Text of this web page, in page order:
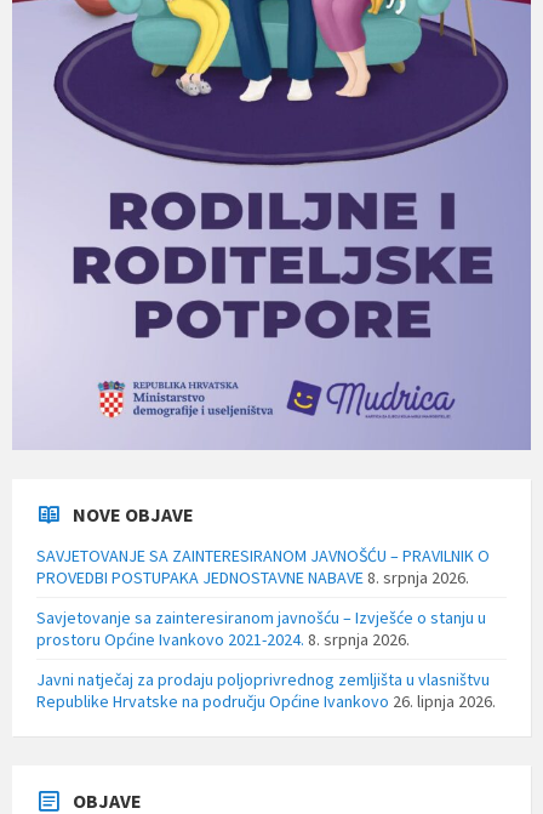
NOVE OBJAVE
SAVJETOVANJE SA ZAINTERESIRANOM JAVNOŠĆU – PRAVILNIK O
PROVEDBI POSTUPAKA JEDNOSTAVNE NABAVE8. srpnja 2026.
Savjetovanje sa zainteresiranom javnošću – Izvješće o stanju u
prostoru Općine Ivankovo 2021-2024. 8. srpnja 2026.
Javni natječaj za prodaju poljoprivrednog zemljišta u vlasništvu
Republike Hrvatske na području Općine Ivankovo 26. lipnja 2026.
OBJAVE